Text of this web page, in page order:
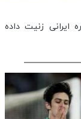
ایرانی زنیت داده